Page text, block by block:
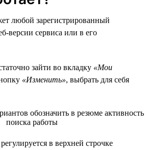
любой зарегистрированный
версии сервиса или в его
зайти во вкладку «Мои
«Изменить», выбрать для себя
регулируется в верхней строчке